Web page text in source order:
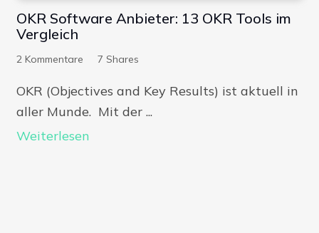
OKR Software Anbieter: 13 OKR Tools im
Vergleich
2 Kommentare 7 Shares
OKR (Objectives and Key Results) ist aktuell in
aller Munde. Mit der ...
Weiterlesen